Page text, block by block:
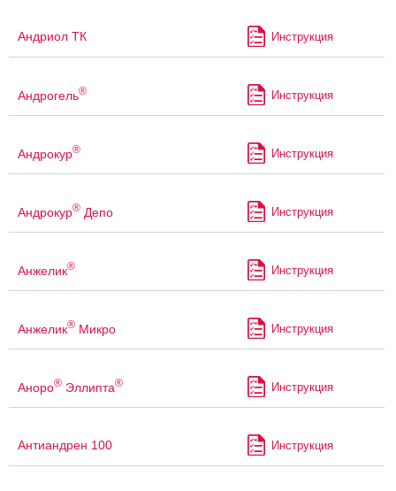
Андриол ТК Инструкция
Андрогель® Инструкция
Андрокур® Инструкция
Андрокур® Депо Инструкция
Анжелик® Инструкция
Анжелик® Микро Инструкция
Аноро® Эллипта® Инструкция
Антиандрен 100 Инструкция